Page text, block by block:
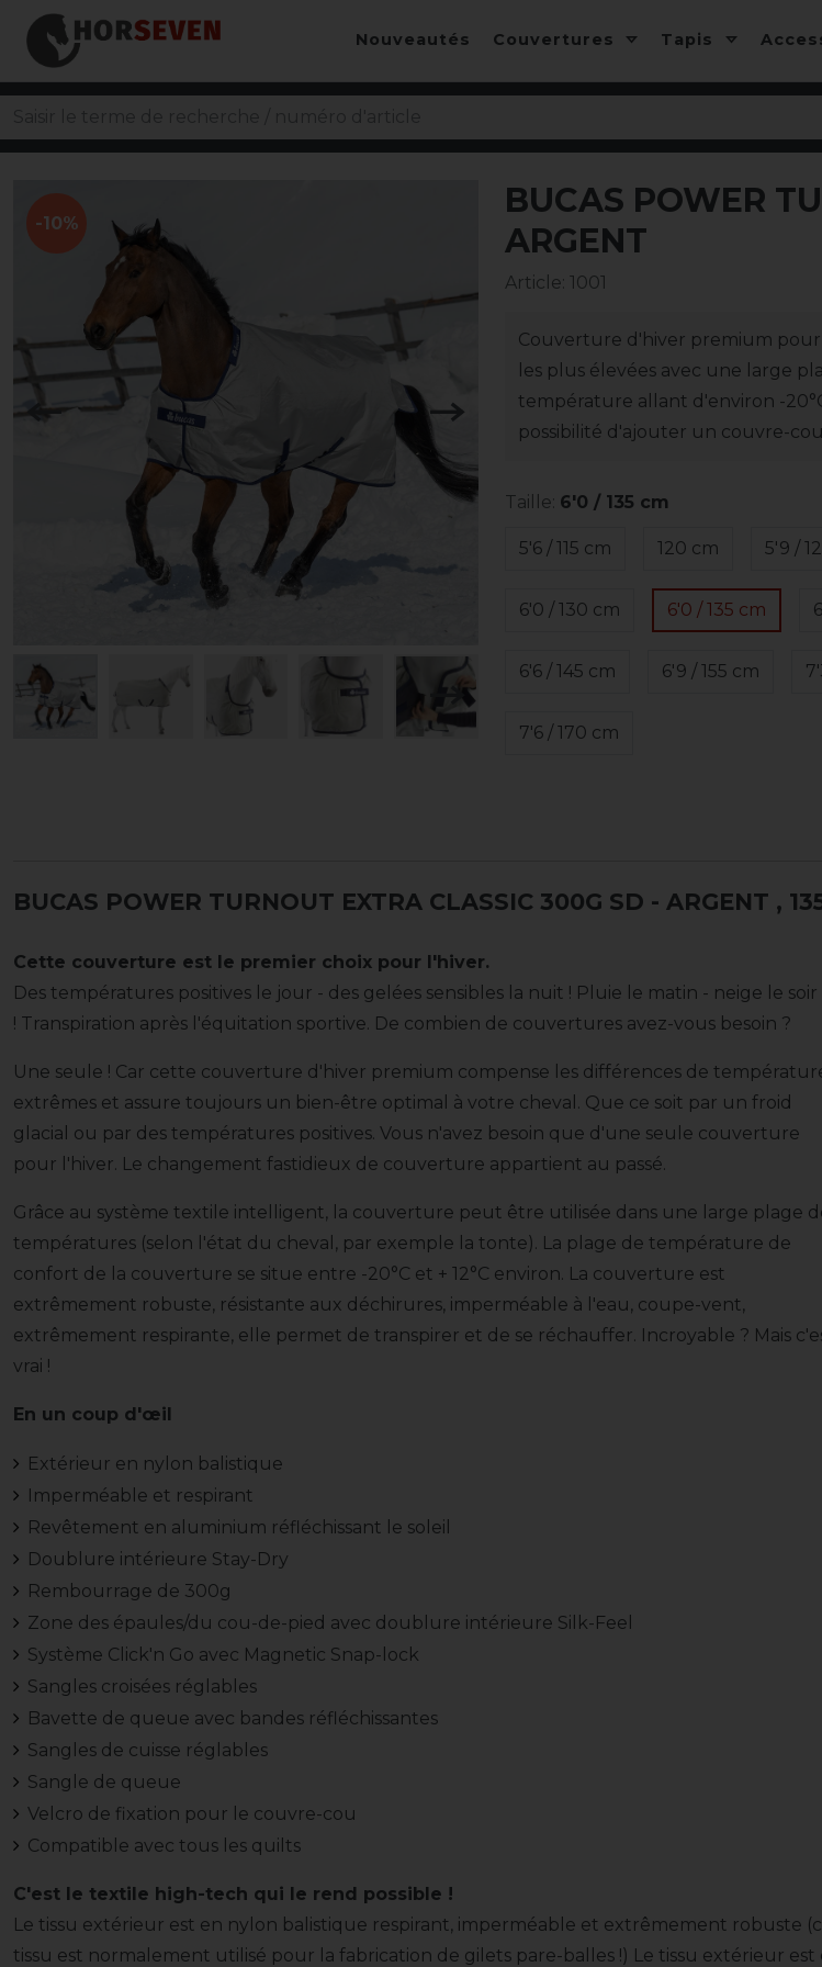
Nouveautés Couvertures Tapis
-10%
BUCAS POWER
ARGENT
Article: 1001
Couverture d'hiver premium pour
les plus élevées avec une large
température allant d'environ -20°C
possibilité d'ajouter un couvre-cou
Taille: 6'0 / 135 cm
5'6 / 115 cm 120 cm 5'9 /
6'0 / 130 cm 6'0 / 135 cm
6'6 / 145 cm 6'9 / 155 cm
7'6 / 170 cm
BUCAS POWER TURNOUT EXTRA CLASSIC 300G SD - ARGENT ,
Cette couverture est le premier choix pour l'hiver.
Des températures positives le jour - des gelées sensibles la nuit ! Pluie le matin - neige le soir
! Transpiration après l'équitation sportive. De combien de couvertures avez-vous besoin ?
Une seule ! Car cette couverture d'hiver premium compense les différences de
extrêmes et assure toujours un bien-être optimal à votre cheval. Que ce soit par un froid
glacial ou par des températures positives. Vous n'avez besoin que d'une seule couverture
pour l'hiver. Le changement fastidieux de couverture appartient au passé.
Grâce au système textile intelligent, la couverture peut être utilisée dans une large plage
températures (selon l'état du cheval, par exemple la tonte). La plage de température de
confort de la couverture se situe entre -20°C et + 12°C environ. La couverture est
extrêmement robuste, résistante aux déchirures, imperméable à l'eau, coupe-vent,
extrêmement respirante, elle permet de transpirer et de se réchauffer. Incroyable ? Mais
vrai !
En un coup d'œil
Extérieur en nylon balistique
Imperméable et respirant
Revêtement en aluminium réfléchissant le soleil
Doublure intérieure Stay-Dry
Rembourrage de 300g
Zone des épaules/du cou-de-pied avec doublure intérieure Silk-Feel
Système Click'n Go avec Magnetic Snap-lock
Sangles croisées réglables
Bavette de queue avec bandes réfléchissantes
Sangles de cuisse réglables
Sangle de queue
Velcro de fixation pour le couvre-cou
Compatible avec tous les quilts
C'est le textile high-tech qui le rend possible !
Le tissu extérieur est en nylon balistique respirant, imperméable et extrêmement robuste
tissu est normalement utilisé pour la fabrication de gilets pare-balles !) Le tissu extérieur est